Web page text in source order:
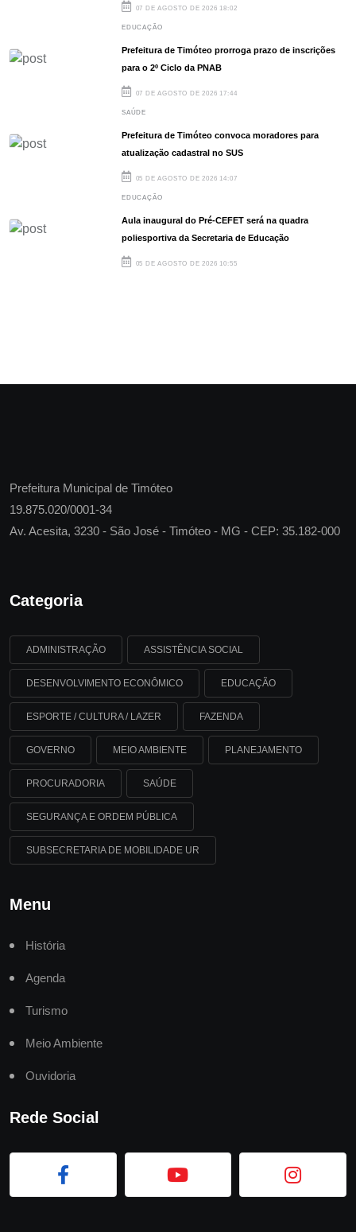
07 DE AGOSTO DE 2026 18:02
EDUCAÇÃO
Prefeitura de Timóteo prorroga prazo de inscrições
para o 2º Ciclo da PNAB
07 DE AGOSTO DE 2026 17:44
SAÚDE
Prefeitura de Timóteo convoca moradores para
atualização cadastral no SUS
05 DE AGOSTO DE 2026 14:07
EDUCAÇÃO
Aula inaugural do Pré-CEFET será na quadra
poliesportiva da Secretaria de Educação
05 DE AGOSTO DE 2026 10:55
Prefeitura Municipal de Timóteo
19.875.020/0001-34
Av. Acesita, 3230 - São José - Timóteo - MG - CEP: 35.182-000
Categoria
ADMINISTRAÇÃO ASSISTÊNCIA SOCIAL
DESENVOLVIMENTO ECONÔMICO EDUCAÇÃO
ESPORTE / CULTURA / LAZER FAZENDA
GOVERNO MEIO AMBIENTE PLANEJAMENTO
PROCURADORIA SAÚDE
SEGURANÇA E ORDEM PÚBLICA
SUBSECRETARIA DE MOBILIDADE UR
Menu
História
Agenda
Turismo
Meio Ambiente
Ouvidoria
Rede Social